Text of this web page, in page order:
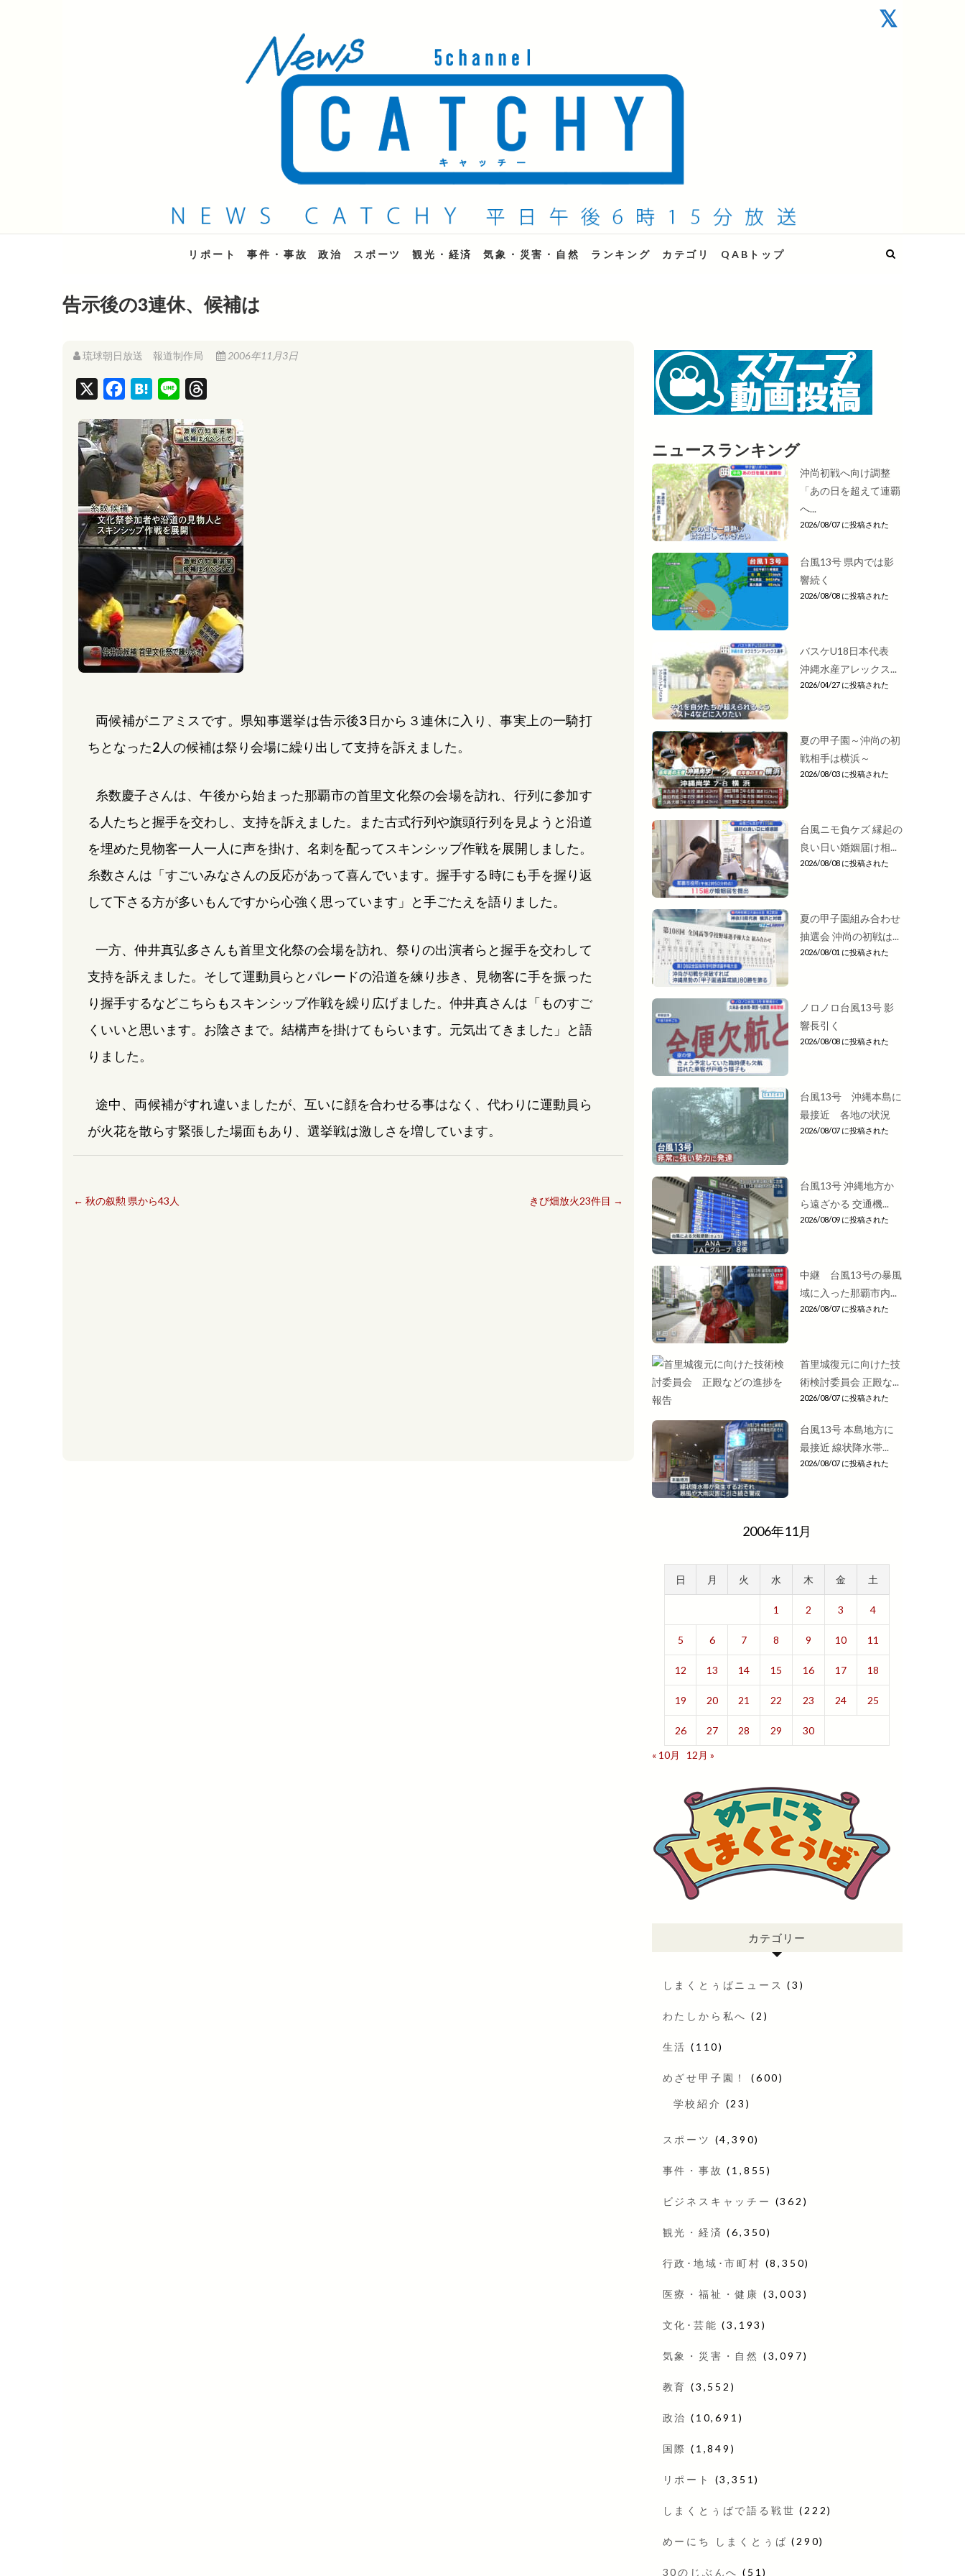
QAB NEWS Headline
キャッチー 月曜〜金曜 午後6時15分放送
リポート 事件・事故 政治 スポーツ 観光・経済 気象・災害・自然 ランキング カテゴリ QABトップ
告示後の3連休、候補は
琉球朝日放送 報道制作局 2006年11月3日
e
b
o
o
k
H
t
e
n
a
n
e
r
e
a
d
s
両候補がニアミスです。県知事選挙は告示後3日から３連休に入り、事実上の一騎打
ちとなった2人の候補は祭り会場に繰り出して支持を訴えました。
糸数慶子さんは、午後から始まった那覇市の首里文化祭の会場を訪れ、行列に参加す
る人たちと握手を交わし、支持を訴えました。また古式行列や旗頭行列を見ようと沿道
を埋めた見物客一人一人に声を掛け、名刺を配ってスキンシップ作戦を展開しました。
糸数さんは「すごいみなさんの反応があって喜んでいます。握手する時にも手を握り返
して下さる方が多いもんですから心強く思っています」と手ごたえを語りました。
一方、仲井真弘多さんも首里文化祭の会場を訪れ、祭りの出演者らと握手を交わして
支持を訴えました。そして運動員らとパレードの沿道を練り歩き、見物客に手を振った
り握手するなどこちらもスキンシップ作戦を繰り広げました。仲井真さんは「ものすご
くいいと思います。お陰さまで。結構声を掛けてもらいます。元気出てきました」と語
りました。
途中、両候補がすれ違いましたが、互いに顔を合わせる事はなく、代わりに運動員ら
が火花を散らす緊張した場面もあり、選挙戦は激しさを増しています。
← 秋の叙勲 県から43人 きび畑放火23件目 →
ニュースランキング
沖尚初戦へ向け調整
「あの日を超えて連覇
へ...
2026/08/07 に投稿された
台風13号 県内では影
響続く
2026/08/08 に投稿された
バスケU18日本代表
沖縄水産アレックス...
2026/04/27 に投稿された
夏の甲子園～沖尚の初
戦相手は横浜～
2026/08/03 に投稿された
台風ニモ負ケズ 縁起の
良い日い婚姻届け相...
2026/08/08 に投稿された
夏の甲子園組み合わせ
抽選会 沖尚の初戦は...
2026/08/01 に投稿された
ノロノロ台風13号 影
響長引く
2026/08/08 に投稿された
台風13号 沖縄本島に
最接近 各地の状況
2026/08/07 に投稿された
台風13号 沖縄地方か
ら遠ざかる 交通機...
2026/08/09 に投稿された
中継 台風13号の暴風
域に入った那覇市内...
2026/08/07 に投稿された
首里城復元に向けた技
術検討委員会 正殿な...
2026/08/07 に投稿された
台風13号 本島地方に
最接近 線状降水帯...
2026/08/07 に投稿された
2006年11月
日 月 火 水 木 金 土
1 2 3 4
5 6 7 8 9 10 11
12 13 14 15 16 17 18
19 20 21 22 23 24 25
26 27 28 29
30
« 10月
12月 »
カテゴリー
しまくとぅばニュース (3)
わたしから私へ (2)
生活 (110)
めざせ甲子園！ (600)
学校紹介 (23)
スポーツ (4,390)
事件・事故 (1,855)
ビジネスキャッチー (362)
観光・経済 (6,350)
行政･地域･市町村 (8,350)
医療・福祉・健康 (3,003)
文化･芸能 (3,193)
気象・災害・自然 (3,097)
教育 (3,552)
政治 (10,691)
国際 (1,849)
リポート (3,351)
しまくとぅばで語る戦世 (222)
めーにち しまくとぅば (290)
30のじぶんへ (51)